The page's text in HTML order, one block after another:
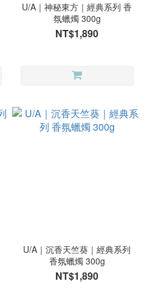
U/A｜神秘東方｜經典系列 香
氛蠟燭 300g
NT$1,890
U/A｜沉香天竺葵｜經典系列
香氛蠟燭 300g
NT$1,890